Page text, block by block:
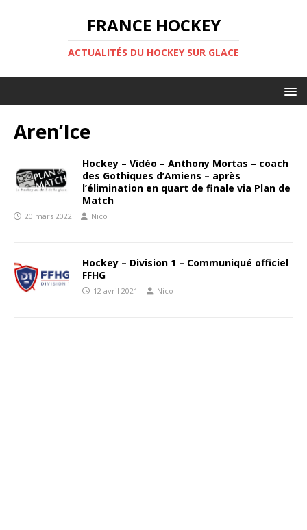
FRANCE HOCKEY
ACTUALITÉS DU HOCKEY SUR GLACE
Aren’Ice
Hockey – Vidéo – Anthony Mortas – coach
des Gothiques d’Amiens – après
l’élimination en quart de finale via Plan de
Match
20 mars 2022 Nico
Hockey – Division 1 – Communiqué officiel
FFHG
12 avril 2021 Nico